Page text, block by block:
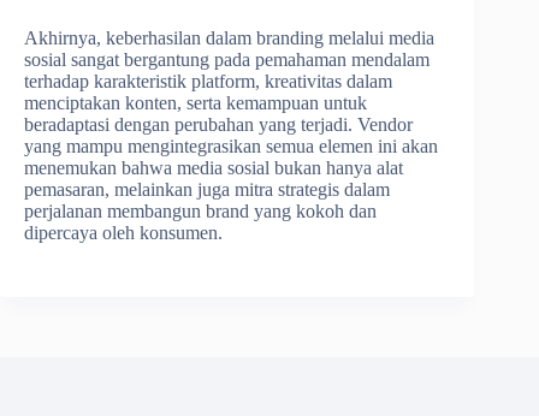
Akhirnya, keberhasilan dalam branding melalui media
sosial sangat bergantung pada pemahaman mendalam
terhadap karakteristik platform, kreativitas dalam
menciptakan konten, serta kemampuan untuk
beradaptasi dengan perubahan yang terjadi. Vendor
yang mampu mengintegrasikan semua elemen ini akan
menemukan bahwa media sosial bukan hanya alat
pemasaran, melainkan juga mitra strategis dalam
perjalanan membangun brand yang kokoh dan
dipercaya oleh konsumen.